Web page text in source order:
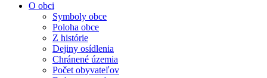
O obci
Symboly obce
Poloha obce
Z histórie
Dejiny osídlenia
Chránené územia
Počet obyvateľov